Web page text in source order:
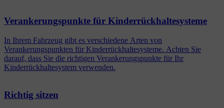
Verankerungspunkte für Kinderrückhaltesysteme
In Ihrem Fahrzeug gibt es verschiedene Arten von
Verankerungspunkten für Kinderrückhaltesysteme. Achten Sie
darauf, dass Sie die richtigen Verankerungspunkte für Ihr
Kinderrückhaltesystem verwenden.
Richtig sitzen